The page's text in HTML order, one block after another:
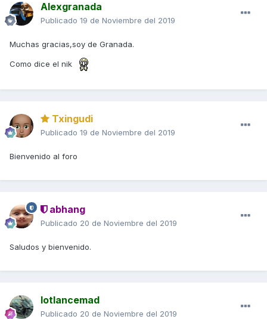
Alexgranada
Publicado 19 de Noviembre del 2019
Muchas gracias,soy de Granada.
Como dice el nik
Txingudi
Publicado 19 de Noviembre del 2019
Bienvenido al foro
abhang
Publicado 20 de Noviembre del 2019
Saludos y bienvenido.
lotlancemad
Publicado 20 de Noviembre del 2019